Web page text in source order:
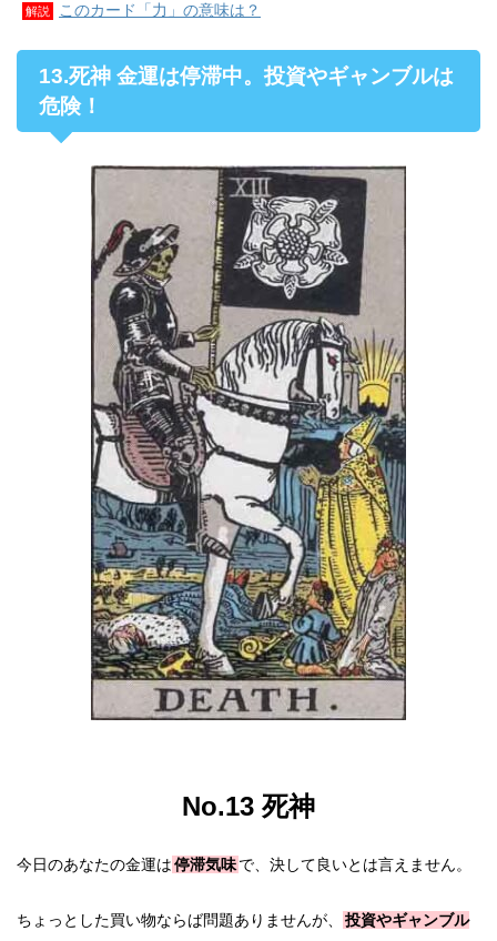
解説 このカード「力」の意味は？
13.死神 金運は停滞中。投資やギャンブルは
危険！
No.13 死神
今日のあなたの金運は停滞気味で、決して良いとは言えません。
ちょっとした買い物ならば問題ありませんが、
投資やギャンブル